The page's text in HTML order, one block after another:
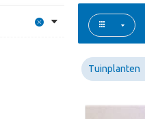
Tuinplanten